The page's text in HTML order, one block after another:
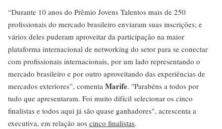
“Durante 10 anos do Prêmio Jovens Talentos mais de 250
profissionais do mercado brasileiro enviaram suas inscrições; e
vários deles puderam aproveitar da participação na maior
plataforma internacional de networking do setor para se conectar
com profissionais internacionais, por um lado representando o
mercado brasileiro e por outro aproveitando das experiências de
mercados exteriores”, comenta Marife. "Parabéns a todos por
tudo que apresentaram. Foi muito difícil selecionar os cinco
finalistas e todos aqui já são quase ganhadores", acrescenta a
executiva, em relação aos cinco finalistas.